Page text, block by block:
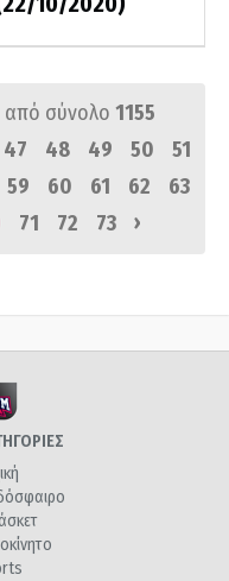
από σύνολο 1155
47 48 49 50
51
59 60 61 62
63
71 72 73 ›